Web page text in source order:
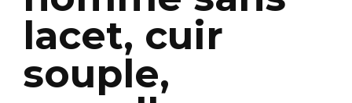
lacet, cuir
souple,